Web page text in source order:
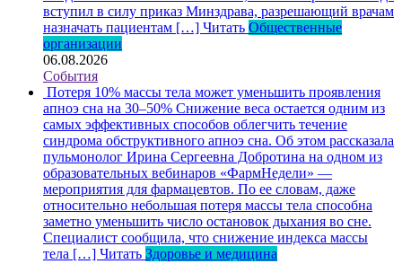
вступил в силу приказ Минздрава, разрешающий врачам
назначать пациентам […] Читать Общественные
организации
06.08.2026
События
Потеря 10% массы тела может уменьшить проявления
апноэ сна на 30–50% Снижение веса остается одним из
самых эффективных способов облегчить течение
синдрома обструктивного апноэ сна. Об этом рассказала
пульмонолог Ирина Сергеевна Добротина на одном из
образовательных вебинаров «ФармНедели» —
мероприятия для фармацевтов. По ее словам, даже
относительно небольшая потеря массы тела способна
заметно уменьшить число остановок дыхания во сне.
Специалист сообщила, что снижение индекса массы
тела […] Читать Здоровье и медицина